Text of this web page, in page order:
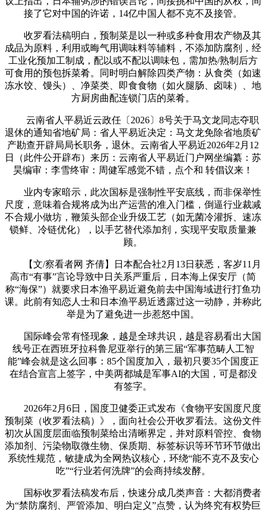
接了它对中国的许诺，14亿中国人都不克不及接管。
收罗看法稿明白，预制菜是以一种或多种食用农产物及其
成品为原料，利用或晦气用调味料等辅料，不添加防腐剂，经
工业化预加工制成，配以或不配以调味包，需加热/熟制后方
可食用的预包拆菜肴。同时明白解除四类产物：从食类（如速
冻水饺、馒头）、净菜类、即食食物（如火腿肠、卤味）、地
方厨房曲配连锁门店的菜肴。
云南省人平易近云政任〔2026〕8号关于马文龙同志夺职
退休的通知省地矿局：省人平易近决定：马文龙免除省地质矿
产勘查开辟局局长职务，退休。云南省人平易近2026年2月12
日（此件公开辟布）来历：云南省人平易近门户网坐编纂：苏
昊编审：李雪终审：周健军感觉不错，点个和 转倡议来！
业内专家暗示，此次国标是强制性平安底线，而非保举性
尺度，意味着合规将成为出产运营的准入门槛，倒逼行业裁减
不合规小做坊，鞭策头部企业升级工艺（如无菌冷灌拆、速冻
锁鲜、冷链优化），以手艺替代添加剂，实现平安取质量兼
顾。
【文/察看者网 齐倩】日本配合社2月13日获悉，客岁11月
高市“有事”言论导致中日关系严重后，日本海上保安厅（简
称“海保”）就要求日本渔平易近避免前去中国海域进行打鱼功
课。此前有知恋人士和日本渔平易近透露过这一动静，并称此
举是为了避免进一步惹怒中国。
国际峰会常有怪现象，越是全球共识，越是容易看出大国
线号正在西班牙拉科鲁尼亚举行的第三届“军事范畴人工智
能”峰会就是这么回事：85个国度加入，最初只要35个国度正
在结合宣言上签字，中美两都城是军事AI的大国，可是都没
有签字。
2026年2月6日，国度卫健委正式发布《食物平安国度尺度
预制菜（收罗看法稿）》，面向社会公开收罗看法。这份文件
初次从国度层面临预制菜给出清晰界定，并对原料管控、食物
添加剂、污染物取微生物、保质期、标签标识等环节环节做出
系统性规范，敏捷成为全网热议核心，环绕“能不克不及安心
吃”“行业若何洗牌”的会商持续发酵。
国标收罗看法稿发布后，快速分成几类声音：大都消费者
为“禁防腐剂、严管添加、明白定义”点赞，认为终究有权势巨